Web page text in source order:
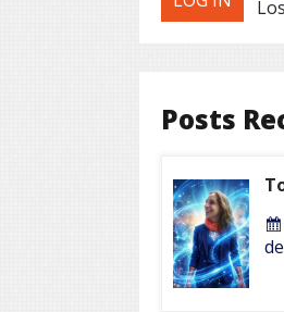
Posts